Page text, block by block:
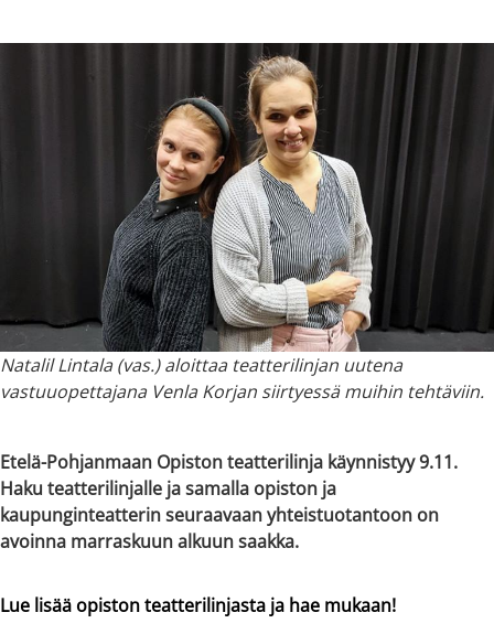
Natalil Lintala (vas.) aloittaa teatterilinjan uutena
vastuuopettajana Venla Korjan siirtyessä muihin tehtäviin.
Etelä-Pohjanmaan Opiston teatterilinja käynnistyy 9.11.
Haku teatterilinjalle ja samalla opiston ja
kaupunginteatterin seuraavaan yhteistuotantoon on
avoinna marraskuun alkuun saakka.
Lue lisää opiston teatterilinjasta ja hae mukaan!